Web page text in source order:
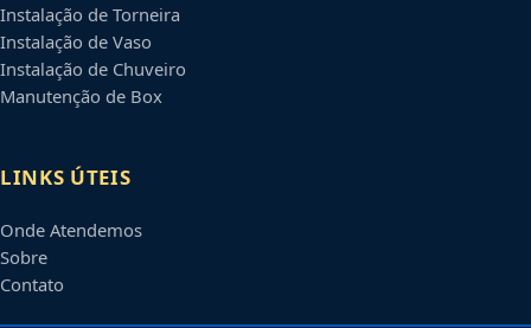
Instalação de Torneira
Instalação de Vaso
Instalação de Chuveiro
Manutenção de Box
LINKS ÚTEIS
Onde Atendemos
Sobre
Contato